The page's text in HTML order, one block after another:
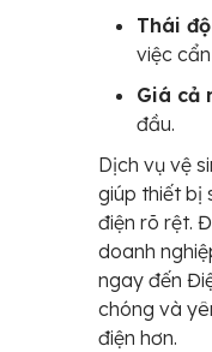
Thái
việc
Giá cả
đầu.
Dịch vụ vệ
giúp thiết bị
điện rõ rệt.
doanh
ngay đến
chóng và
điện hơn.